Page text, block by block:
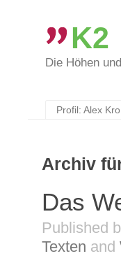
K2
Die Höhen
Profil: Alex
Archiv
Das
Published
Texten and